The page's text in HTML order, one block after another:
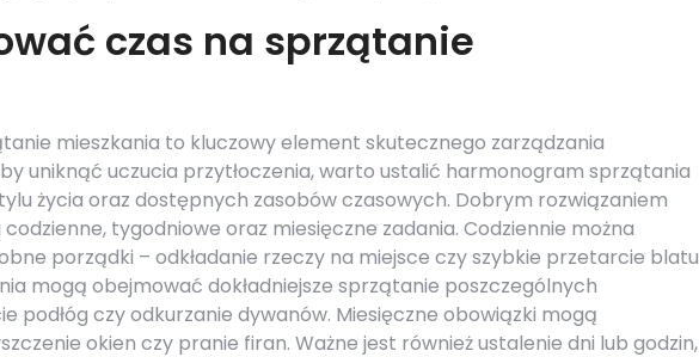
czas na sprzątanie
mieszkania to kluczowy element skutecznego zarządzania
uniknąć uczucia przytłoczenia, warto ustalić harmonogram sprzątania
życia oraz dostępnych zasobów czasowych. Dobrym rozwiązaniem
tygodniowe oraz miesięczne zadania. Codziennie można
porządki – odkładanie rzeczy na miejsce czy szybkie przetarcie blatu
mogą obejmować dokładniejsze sprzątanie poszczególnych
podłóg czy odkurzanie dywanów. Miesięczne obowiązki mogą
okien czy pranie firan. Ważne jest również ustalenie dni lub godzin,